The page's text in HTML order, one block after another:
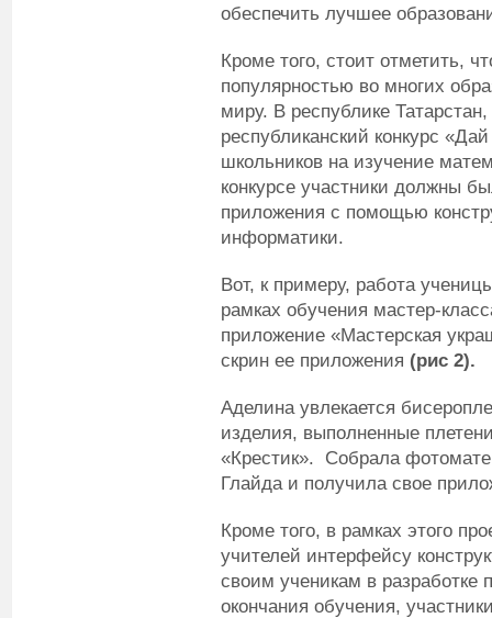
обеспечить лучшее
Кроме того, стоит отметить,
популярностью во многих
миру. В республике
республиканский конкурс
школьников на изучение
конкурсе участники должны
приложения с помощью
информатики.
Вот, к примеру, работа
рамках обучения мастер-
приложение «Мастерская
скрин ее приложения (рис 2).
Аделина увлекается
изделия, выполненные
«Крестик». Собрала
Глайда и получила свое
Кроме того, в рамках этого
учителей интерфейсу
своим ученикам в разработке
окончания обучения,